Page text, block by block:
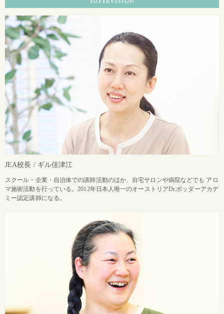
JEA校長 / ギル佳津江
スクール・企業・自治体での講師活動のほか、自宅サロンや病院などでも アロ
マ施術活動を行っている。2012年日本人唯一のオーストリアDr.ボッダーアカデ
ミー認定講師になる。